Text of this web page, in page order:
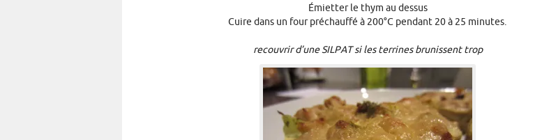
Émietter le thym au dessus
Cuire dans un four préchauffé à 200°C pendant 20 à 25 minutes.
recouvrir d’une SILPAT si les terrines brunissent trop